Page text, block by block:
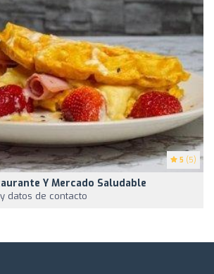
5 (5)
Y Mercado Saludable
datos de contacto